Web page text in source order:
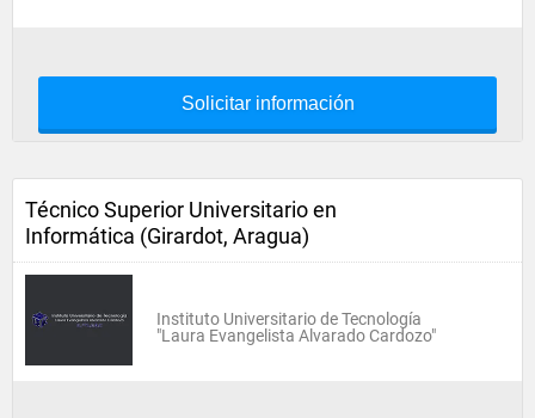
Solicitar información
Técnico Superior Universitario en
Informática (Girardot, Aragua)
Instituto Universitario de Tecnología
"Laura Evangelista Alvarado Cardozo"